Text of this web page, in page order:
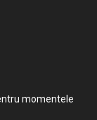
momentele